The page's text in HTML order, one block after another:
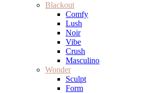
Blackout
Comfy
Lush
Noir
Vibe
Crush
Masculino
Wonder
Sculpt
Form